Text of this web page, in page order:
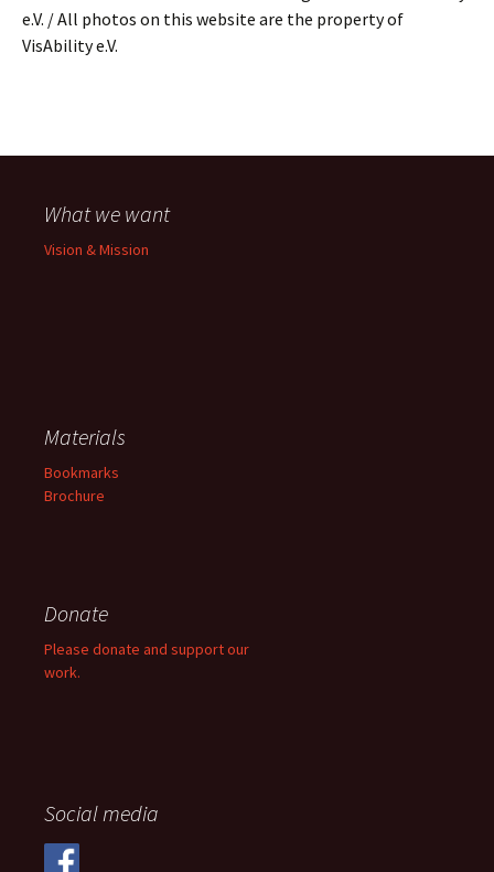
e.V. / All photos on this website are the property of
VisAbility e.V.
What we want
Vision & Mission
Materials
Bookmarks
Brochure
Donate
Please donate and support our
work.
Social media